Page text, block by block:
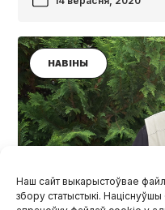
Наш сайт выкарыстоўвае
збору статыстыкі.
НАВІНЫ